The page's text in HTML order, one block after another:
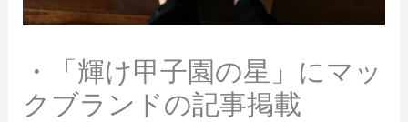
・「輝け甲子園の星」にマッ
クブランドの記事掲載